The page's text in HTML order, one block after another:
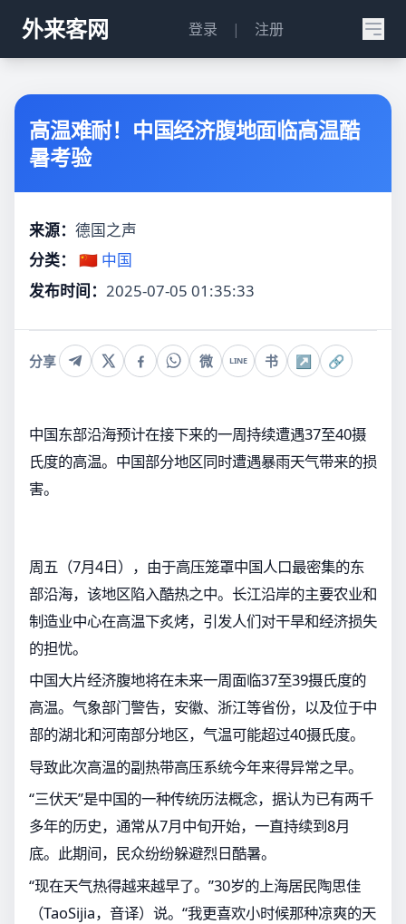
外来客网 登录 | 注册
高温难耐！中国经济腹地面临高温酷
暑考验
来源： 德国之声
分类：
🇨🇳 中国
发布时间： 2025-07-05 01:35:33
分享 微 LINE 书 ↗ 🔗
中国东部沿海预计在接下来的一周持续遭遇37至40摄
氏度的高温。中国部分地区同时遭遇暴雨天气带来的损
害。
周五（7月4日），由于高压笼罩中国人口最密集的东
部沿海，该地区陷入酷热之中。长江沿岸的主要农业和
制造业中心在高温下炙烤，引发人们对干旱和经济损失
的担忧。
中国大片经济腹地将在未来一周面临37至39摄氏度的
高温。气象部门警告，安徽、浙江等省份，以及位于中
部的湖北和河南部分地区，气温可能超过40摄氏度。
导致此次高温的副热带高压系统今年来得异常之早。
“三伏天”是中国的一种传统历法概念，据认为已有两千
多年的历史，通常从7月中旬开始，一直持续到8月
底。此期间，民众纷纷躲避烈日酷暑。
“现在天气热得越来越早了。”30岁的上海居民陶思佳
（TaoSijia，音译）说。“我更喜欢小时候那种凉爽的天